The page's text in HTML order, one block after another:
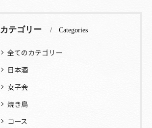
カテゴリー Categories
全てのカテゴリー
日本酒
女子会
焼き鳥
コース